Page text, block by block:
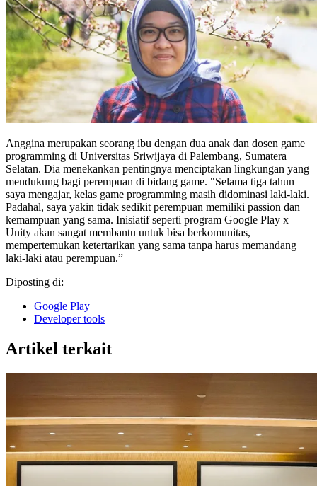
Anggina merupakan seorang ibu dengan dua anak dan dosen game
programming di Universitas Sriwijaya di Palembang, Sumatera
Selatan. Dia menekankan pentingnya menciptakan lingkungan yang
mendukung bagi perempuan di bidang game. "Selama tiga tahun
saya mengajar, kelas game programming masih didominasi laki-laki.
Padahal, saya yakin tidak sedikit perempuan memiliki passion dan
kemampuan yang sama. Inisiatif seperti program Google Play x
Unity akan sangat membantu untuk bisa berkomunitas,
mempertemukan ketertarikan yang sama tanpa harus memandang
laki-laki atau perempuan.”
Diposting di:
Google Play
Developer tools
Artikel terkait